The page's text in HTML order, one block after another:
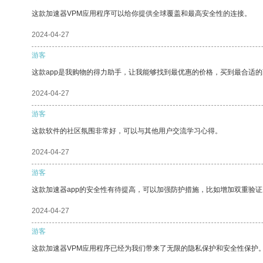
这款加速器VPM应用程序可以给你提供全球覆盖和最高安全性的连接。
2024-04-27
游客
这款app是我购物的得力助手，让我能够找到最优惠的价格，买到最合适的
2024-04-27
游客
这款软件的社区氛围非常好，可以与其他用户交流学习心得。
2024-04-27
游客
这款加速器app的安全性有待提高，可以加强防护措施，比如增加双重验证
2024-04-27
游客
这款加速器VPM应用程序已经为我们带来了无限的隐私保护和安全性保护。